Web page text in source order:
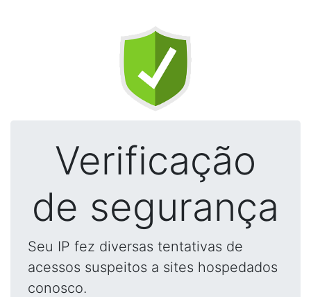
Verificação
de segurança
Seu IP fez diversas tentativas de
acessos suspeitos a sites hospedados
conosco.